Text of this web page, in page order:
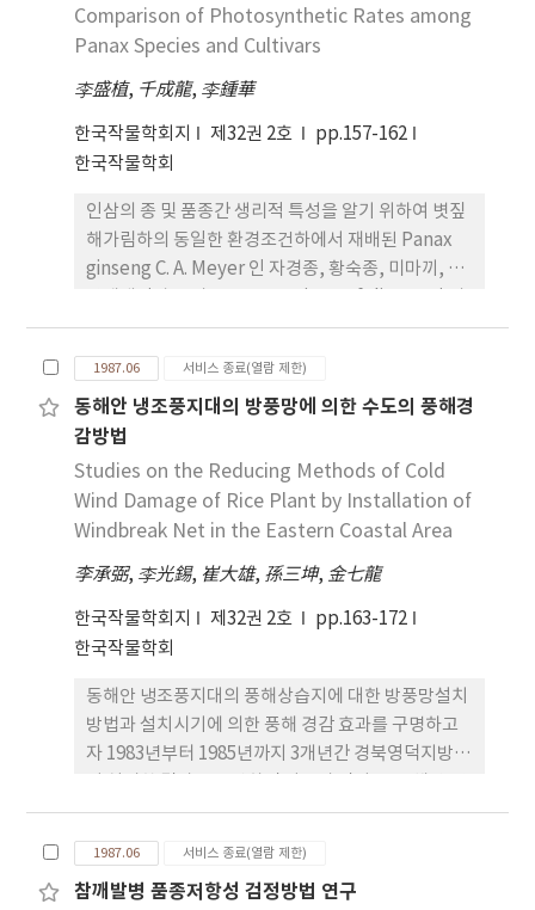
결과 단작에 비해 조단백. 조지방 등 사료가가 크게 증
대되어 양질의 조사료 생산이 가능하므로서 자급사료
다.통옥수수보다 2∼3배 높았다. 4. 맛을 기준으로 한
수확적기는 출사 후 27일이었다. 가변성 고형물과 맛
과는 같은 품종에서는 정의 상관이 있었으나 전당함
함양과 가용성 고형물과는 관계가 없거나 부의 상관
이 있었다.장백콩 및 봉의에서 그 차이가 현저하였다.
그러나 포장시험에서는 이와 같은 경향이 현저하지
양 pH가 낮은 경우에 크게 감소하였고 그 정도는 또
한 품종에 따라 현저한 차이가 있어 단엽중과 황금콩
에서 코고 장백콩, 봉의 및 외알콩 등에서 작았다. 그
러나 협당 입수와 100입중은 토양산도에 따른 유의적
차이를 인정할 수 없었다. 9 종실수량은 품종. 토양산
도간 및 이들의 상호작용에 모두 유의성이 인정되어
황금콩은 각 토양pH 수준에서 다른 품종에 비하여 가
장 다수이었고 단엽콩과 장단백목은 pH 7 수준에서
는 황금콩이외의 품종에서는 현저한 차이가 없었다.
또한 토양산도간 차이는 장백콩에서는 거의 볼 수 없
고 봉의와 외알콩에서는 미미하였으며 그 밖의 품종
소간의 상관은 개체당입수와 협당입수가 수량과 유의
적 상관을 나타내었고 특히 토양 pH 5 수준에서 보다
높은 상관관계를 나타내었으며 개체당 협수는 pH 5
준에서는 유예적 상관을 인정할 수 없었다. 11. 종실중
의 단백질 함량도 토양 pH가 낮은 경우에 현저히 떨
며 장백콩. 장단백목 및 외알콩 등에서는 그 차이가 별
수기는 양친들과 비슷하였다. 4. 일대잡종들의 잎도숙
병반응은 양친 중 저항성이 큰 친의 반응과 같았다. 5.
amylose 함량은 20.5∼22.5％였고 알카리붕괴도는
높은 편이었으며 심복백 및 투명도는 양호하였다.
Comparison of Photosynthetic Rates among
Panax Species and Cultivars
李盛植, 千成龍, 李鍾華
한국작물학회지 제32권 2호
pp.157-162
한국작물학회
인삼의 종 및 품종간 생리적 특성을 알기 위하여 볏짚
해가림하의 동일한 환경조건하에서 재배된 Panax
ginseng C. A. Meyer 인 자경종, 황숙종, 미마끼, 소
국삼을 광도, 온도, 시기별 광합성능력과 기공, 엽록
소, 비엽중 및 지상하부 형질들을 조사하였던 바 그 결
과를 요약하면 다음과 같다. 1. 광포화점은 자경종, 황
숙종, 미마끼 및 미국삼이 15,000 lux 내외였고 소련
재배인삼은 10,000 lux 내외였 다. 2. 광합성 최적 온
도는 자경종, 황숙종, 미국삼 및 미마끼가 20 ℃ 내외
였으나 소련재배인삼은 15℃ 내외였다. 3. 광합성속
도(생육기)는 미국삼이 7.8 mg(CO2 /dm2 /h) 정도
6~7mg(CO2 /dm2 /h)였으며 소련재배인삼은
5mg(CO2 /dm2 /h) 정도로 가장 낮았다. 4. 암호흡
속도는 온도가 높아짐에 따라 달라지는 영향이었으나
수는 미국삼이 가장 많았고 소련재배인삼이 가장 적
었으며 기공의 길이는 그 반대였다. 6. 엽록소함량은
미국삼이 가장 많았으며, 비엽중은 미마끼가 가장 높
재단인삼이 가장 가벼웠으나, 엽수는 자엽종, 황숙
종, 미마끼가 많았고, 미국삼, 소련재배인삼 순으로
적었다. 8. 6년근주 근중은 자엽종, 황숙종, 미마끼가
가장 무거웠고. 미국삼 소련재배인삼 순으로 가벼웠
1987.06 서비스 종료(열람 제한)
동해안 냉조풍지대의 방풍망에 의한 수도의 풍해경
감방법
Studies on the Reducing Methods of Cold
Wind Damage of Rice Plant by Installation of
Windbreak Net in the Eastern Coastal Area
李承弼, 李光錫, 崔大雄, 孫三坤, 金七龍
한국작물학회지 제32권 2호
pp.163-172
한국작물학회
동해안 냉조풍지대의 풍해상습지에 대한 방풍망설치
방법과 설치시기에 의한 풍해 경감 효과를 구명하고
자 1983년부터 1985년까지 3개년간 경북영덕지방에
조풍지대의 1954년부터 1985년까지 32년 동안 강풍
발생빈도는 8월 10일부터 9월 10일 사이에 높아 이
지역의 수도 안전출수한계기는 8월 10일 이전 안전하
다고 생각된다. 2. 이 지대에 주로 풍해를 유발시키는
1987.06 서비스 종료(열람 제한)
참깨발병 품종저항성 검정방법 연구